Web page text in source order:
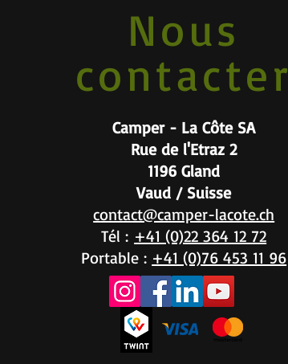
Nous
contacter
Camper - La Côte SA
Rue de l'Etraz 2
1196 Gland
Vaud / Suisse
contact@camper-lacote.ch
Tél : +41 (0)22 364 12 72
Portable : +41 (0)76 453 11 96